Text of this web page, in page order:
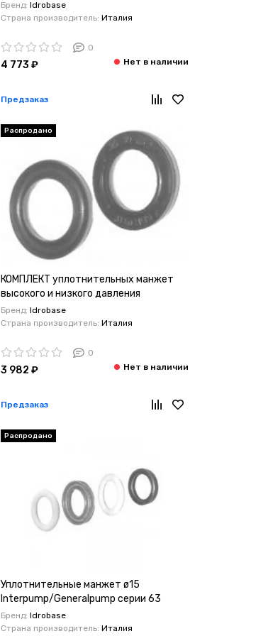
серии 49-50
Бренд: Idrobase
Страна производитель: Италия
0
4 773 ₽
Предзаказ
Распродано
КОМПЛЕКТ уплотнительных манжет
высокого и низкого давления
Interpump/Generalpump серии 49-50
Бренд: Idrobase
Страна производитель: Италия
0
3 982 ₽
Предзаказ
Распродано
Уплотнительные манжет ø15
Interpump/Generalpump серии 63
Бренд: Idrobase
Страна производитель: Италия